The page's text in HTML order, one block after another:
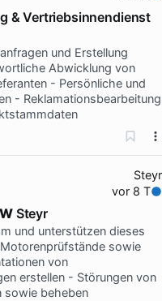
& Vertriebsinnendienst
und Erstellung
Abwicklung von
- Persönliche und
- Reklamationsbearbeitung
Steyr
vor 8 T
Steyr
und unterstützen dieses
sowie
von
erstellen - Störungen von
sowie beheben